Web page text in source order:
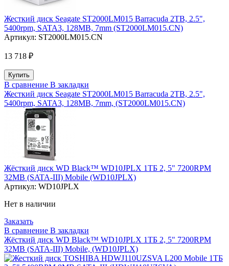
Жесткий диск Seagate ST2000LM015 Barracuda 2TB, 2.5",
5400rpm, SATA3, 128MB, 7mm (ST2000LM015.CN)
Артикул: ST2000LM015.CN
13 718 ₽
В сравнение В закладки
Жесткий диск Seagate ST2000LM015 Barracuda 2TB, 2.5",
5400rpm, SATA3, 128MB, 7mm, (ST2000LM015.CN)
Жёсткий диск WD Black™ WD10JPLX 1ТБ 2, 5" 7200RPM
32MB (SATA-III) Mobile (WD10JPLX)
Артикул: WD10JPLX
Нет в наличии
Заказать
В сравнение В закладки
Жёсткий диск WD Black™ WD10JPLX 1ТБ 2, 5" 7200RPM
32MB (SATA-III) Mobile, (WD10JPLX)